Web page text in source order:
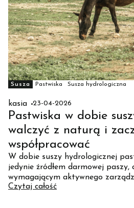
Susza Pastwiska Susza hydrologiczna
kasia 23-04-2026
Pastwiska w dobie
walczyć z naturą i
współpracować
W dobie suszy hydrologicznej
jedynie źródłem darmowej
wymagającym aktywnego
masy" nad ziemią jest niemożliwa
Czytaj całość